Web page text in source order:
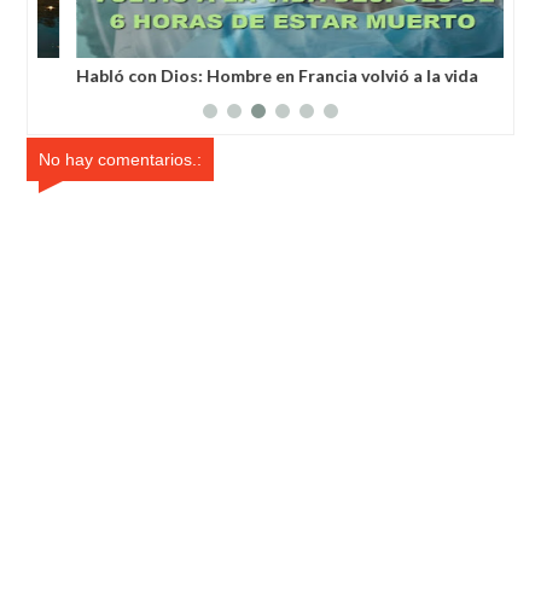
Habló con Dios: Hombre en Francia volvió a la vida
No hay comentarios.: